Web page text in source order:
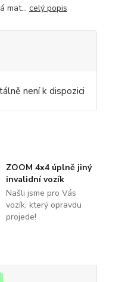
mat... celý popis
není k dispozici
ZOOM 4x4 úplně jiný
invalidní vozík
Našli jsme pro Vás
vozík, který opravdu
projede!